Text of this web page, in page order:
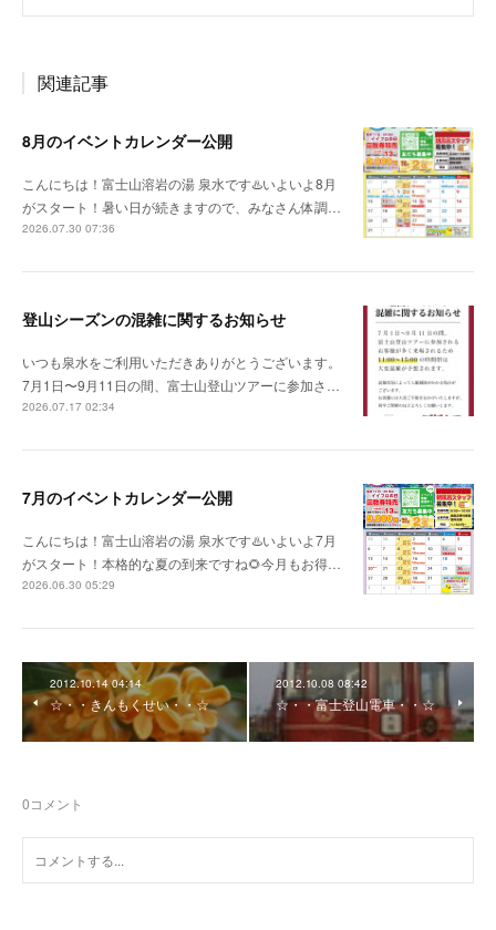
関連記事
8月のイベントカレンダー公開
こんにちは！富士山溶岩の湯 泉水です♨️いよいよ8月
がスタート！暑い日が続きますので、みなさん体調…
2026.07.30 07:36
登山シーズンの混雑に関するお知らせ
いつも泉水をご利用いただきありがとうございます。
7月1日〜9月11日の間、富士山登山ツアーに参加さ…
2026.07.17 02:34
7月のイベントカレンダー公開
こんにちは！富士山溶岩の湯 泉水です♨️いよいよ7月
がスタート！本格的な夏の到来ですね🌻今月もお得…
2026.06.30 05:29
2012.10.14 04:14
☆・・きんもくせい・・☆
2012.10.08 08:42
☆・・富士登山電車・・☆
0コメント